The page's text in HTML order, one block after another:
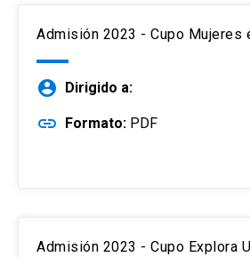
Admisión 2023 - Cupo Mujeres
account_circle Dirigido a:
link Formato: PDF
Admisión 2023 - Cupo Explora